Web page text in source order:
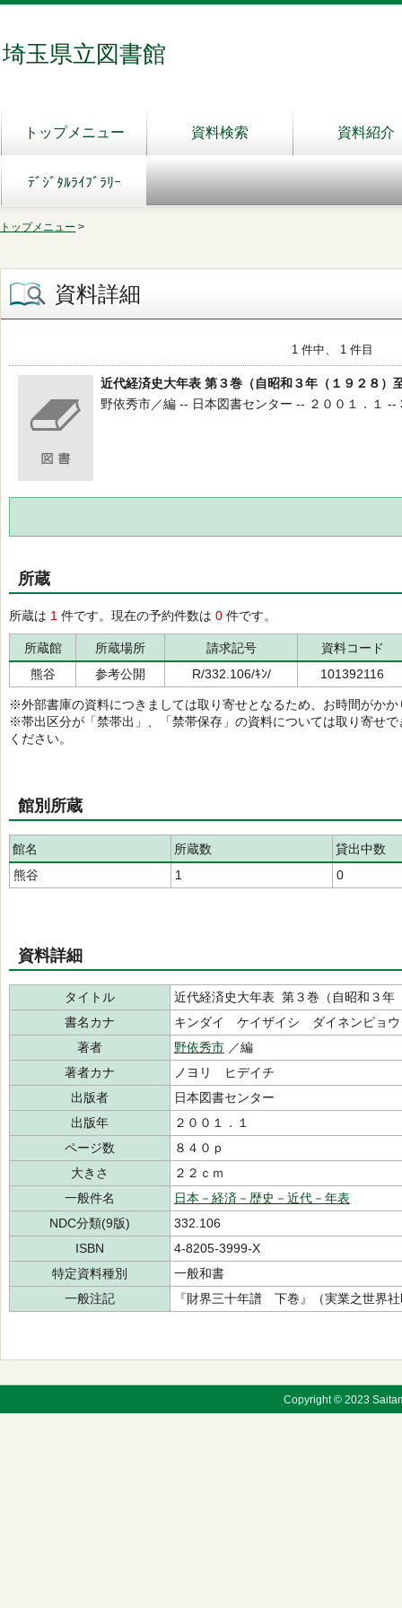
埼玉県立図書館
トップメニュー 資料検索 資料紹介
ﾃﾞｼﾞﾀﾙﾗｲﾌﾞﾗﾘｰ
トップメニュー >
資料詳細
1 件中、 1 件目
近代経済史大年表 第３巻（自昭和３年（１９２８）
野依秀市／編 -- 日本図書センター -- ２００１．１ --
所蔵
所蔵は 1 件です。現在の予約件数は 0 件です。
所蔵館 所蔵場所 請求記号
資料コード
熊谷
参考公開 R/332.106/ｷﾝ/ 101392116
※外部書庫の資料につきましては取り寄せとなるため、お時間がかか
※帯出区分が「禁帯出」、「禁帯保存」の資料については取り寄せ
ください。
館別所蔵
館名 所蔵数
貸出中数
熊谷
1 0
資料詳細
タイトル
近代経済史大年表 第３巻（自昭和３年
書名カナ
キンダイ ケイザイシ ダイネンピョ
著者
野依秀市 ／編
著者カナ
ノヨリ ヒデイチ
出版者
日本図書センター
出版年
２００１．１
ページ数
８４０ｐ
大きさ
２２ｃｍ
一般件名
日本－経済－歴史－近代－年表
NDC分類(9版)
332.106
ISBN
4-8205-3999-X
特定資料種別
一般和書
一般注記
『財界三十年譜 下巻』（実業之世界
Copyright © 2023